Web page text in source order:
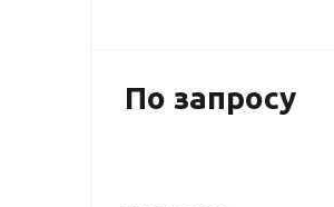
По запросу